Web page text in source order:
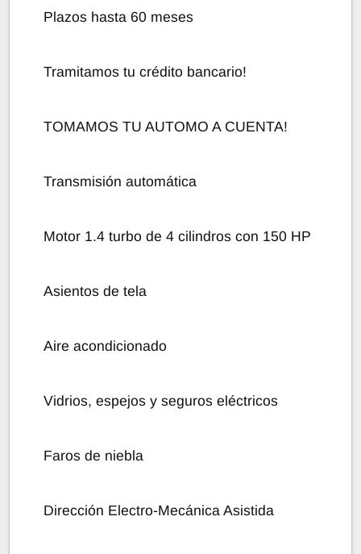
Plazos hasta 60 meses
Tramitamos tu crédito bancario!
TOMAMOS TU AUTOMO A CUENTA!
Transmisión automática
Motor 1.4 turbo de 4 cilindros con 150 HP
Asientos de tela
Aire acondicionado
Vidrios, espejos y seguros eléctricos
Faros de niebla
Dirección Electro-Mecánica Asistida